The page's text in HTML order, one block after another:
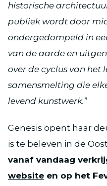
historische
publiek wordt door
ondergedompeld in
van de aarde en
over de cyclus van het
samensmelting die
levend kunstwerk.”
Genesis opent haar
is te beleven in de
vanaf vandaag
website en op het